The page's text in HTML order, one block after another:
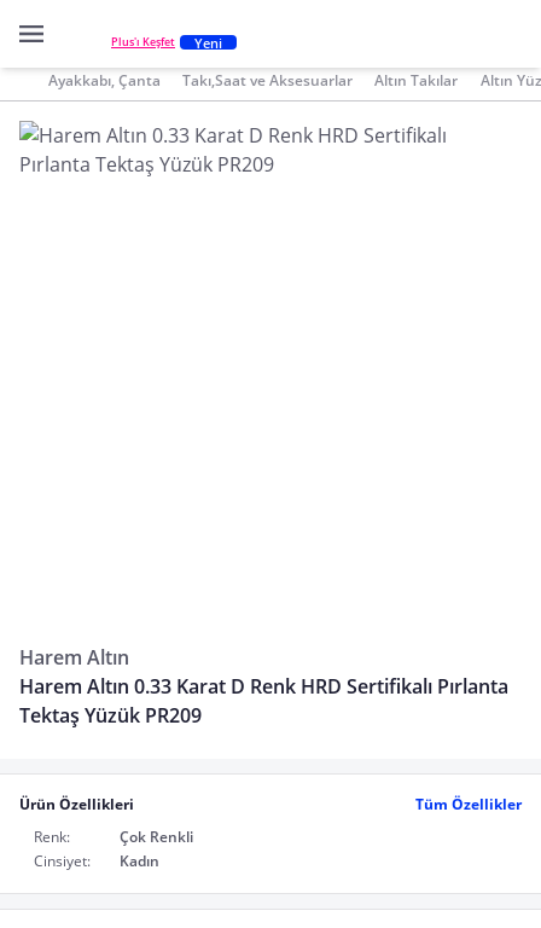
Plus'ı Keşfet Yeni
Ayakkabı, Çanta Takı,Saat ve Aksesuarlar Altın Takılar Altın
Harem Altın
Harem Altın 0.33 Karat D Renk HRD Sertifikalı Pırlanta
Tektaş Yüzük PR209
Ürün Özellikleri
Tüm Özellikler
Renk:
Çok Renkli
Cinsiyet:
Kadın